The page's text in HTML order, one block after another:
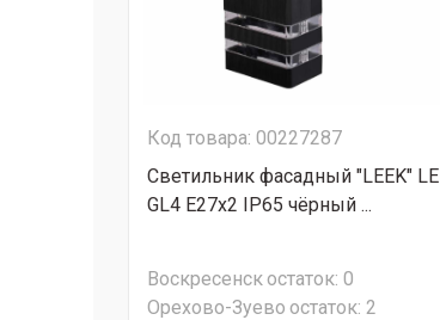
Код товара: 00227287
Светильник фасадный "LEEK" LE
GL4 E27x2 IP65 чёрный ...
Воскресенскостаток: 0
Орехово-Зуево остаток: 2